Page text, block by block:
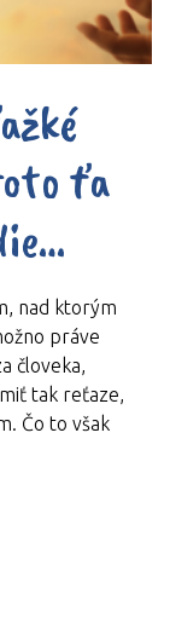
ťa
nad ktorým
práve
človeka,
tak reťaze,
Čo to však